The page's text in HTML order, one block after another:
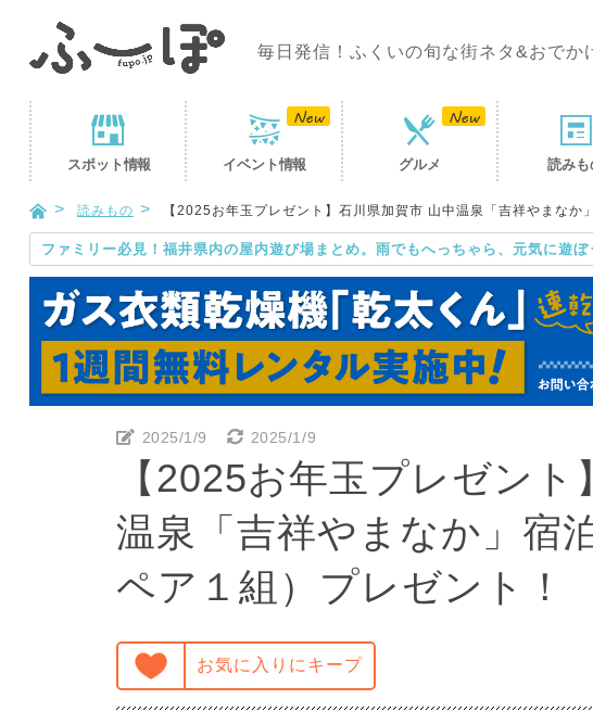
毎日発信！ふくいの旬な街ネタ&おでか
スポット情報 イベント情報 グルメ 読みも
読みもの 【2025お年玉プレゼント】石川県加賀市 山中温泉「吉祥やまなか
ファミリー必見！福井県内の屋内遊び場まとめ。雨でもへっちゃら、元気に遊ぼ
2025/1/9 2025/1/9
【2025お年玉プレゼン
温泉「吉祥やまなか」宿
ペア１組）プレゼント！
お気に入りにキープ